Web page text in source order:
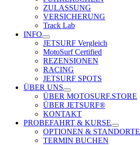
ZULASSUNG
VERSICHERUNG
Track Lab
INFO
JETSURF Vergleich
MotoSurf Certified
REZENSIONEN
RACING
JETSURF SPOTS
ÜBER UNS
ÜBER MOTOSURF.STORE
ÜBER JETSURF®
KONTAKT
PROBEFAHRT & KURSE
OPTIONEN & STANDORTE
TERMIN BUCHEN